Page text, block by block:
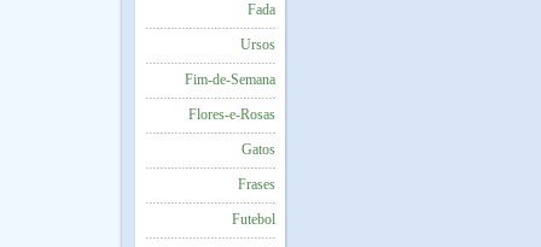
Fada
Ursos
Fim-de-Semana
Flores-e-Rosas
Gatos
Frases
Futebol